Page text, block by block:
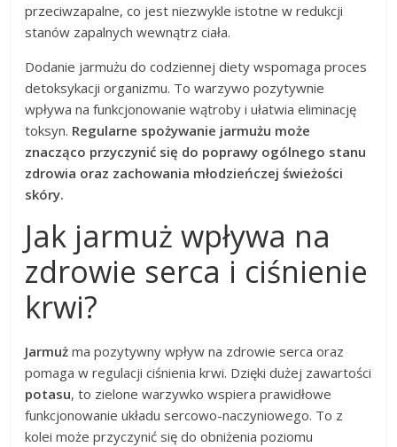
przeciwzapalne, co jest niezwykle istotne w redukcji
stanów zapalnych wewnątrz ciała.
Dodanie jarmużu do codziennej diety wspomaga proces
detoksykacji organizmu. To warzywo pozytywnie
wpływa na funkcjonowanie wątroby i ułatwia eliminację
toksyn. Regularne spożywanie jarmużu może
znacząco przyczynić się do poprawy ogólnego stanu
zdrowia oraz zachowania młodzieńczej świeżości
skóry.
Jak jarmuż wpływa na
zdrowie serca i ciśnienie
krwi?
Jarmuż ma pozytywny wpływ na zdrowie serca oraz
pomaga w regulacji ciśnienia krwi. Dzięki dużej zawartości
potasu, to zielone warzywko wspiera prawidłowe
funkcjonowanie układu sercowo-naczyniowego. To z
kolei może przyczynić się do obniżenia poziomu